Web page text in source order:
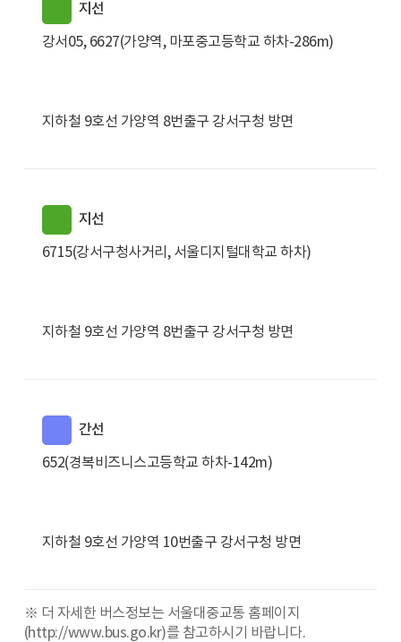
지선
강서05, 6627(가양역, 마포중고등학교 하차-286m)
지하철 9호선 가양역 8번출구 강서구청 방면
지선
6715(강서구청사거리, 서울디지털대학교 하차)
지하철 9호선 가양역 8번출구 강서구청 방면
간선
652(경복비즈니스고등학교 하차-142m)
지하철 9호선 가양역 10번출구 강서구청 방면
※ 더 자세한 버스정보는 서울대중교통 홈페이지
(http://www.bus.go.kr)를 참고하시기 바랍니다.